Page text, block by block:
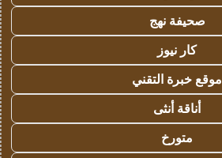
صحيفة نهج
كار نيوز
موقع خبرة التقني
أناقة أنثى
متورخ